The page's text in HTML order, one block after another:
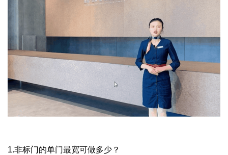
1.非标门的单门最宽可做多少？